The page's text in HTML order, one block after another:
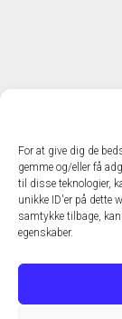
For at give dig de
gemme og/eller få
til disse teknologier,
unikke ID'er på dette
samtykke tilbage,
egenskaber.